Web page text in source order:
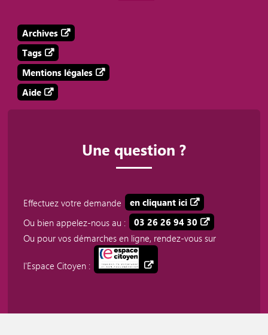
Archives
Tags
Mentions légales
Aide
Une question ?
Effectuez votre demande
en cliquant ici
Ou bien appelez-nous au :
03 26 26 94 30
Ou pour vos démarches en ligne, rendez-vous sur
l'Espace Citoyen :